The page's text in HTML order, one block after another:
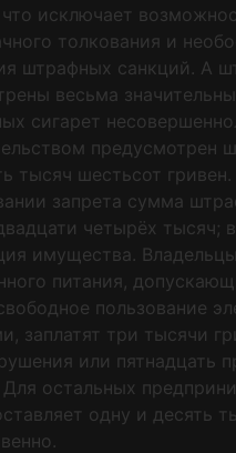
исключает
толкования и
штрафных санкций. А
весьма
сигарет
предусмотрен
тысяч шестьсот
запрета сумма
четырёх тысяч;
имущества.
питания,
пользование
заплатят три тысячи
или пятнадцать
Для остальных
одну и десять